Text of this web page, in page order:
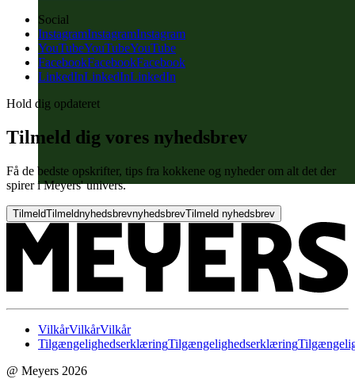
Social
InstagramInstagramInstagram
YouTubeYouTubeYouTube
FacebookFacebookFacebook
LinkedInLinkedInLinkedIn
Hold dig opdateret
Tilmeld dig vores nyhedsbrev
Få de bedste opskrifter, tips fra kokkene og nyheder om alt det der
spirer i Meyers' univers.
TilmeldTilmeldnyhedsbrevnyhedsbrevTilmeld nyhedsbrev
VilkårVilkårVilkår
TilgængelighedserklæringTilgængelighedserklæring
@ Meyers 2026